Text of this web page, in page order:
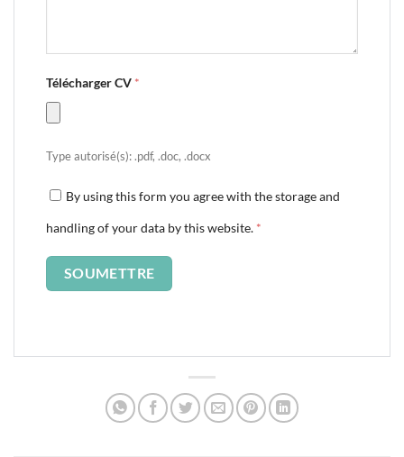
Télécharger CV *
Type autorisé(s): .pdf, .doc, .docx
By using this form you agree with the storage and
handling of your data by this website. *